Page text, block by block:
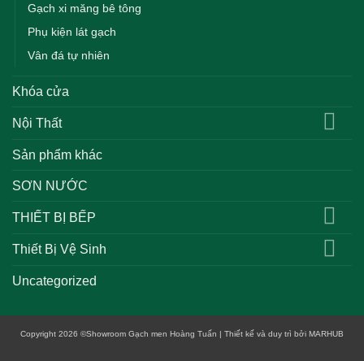
Gạch xi măng bê tông
Phụ kiện lát gạch
Vân đá tự nhiên
Khóa cửa
Nội Thất
Sản phẩm khác
SƠN NƯỚC
THIẾT BỊ BẾP
Thiết Bị Vệ Sinh
Uncategorized
Copyright 2026 ©Showroom Gạch men Hoàng Tuấn | Thiết kế và duy trì bởi MARHUB